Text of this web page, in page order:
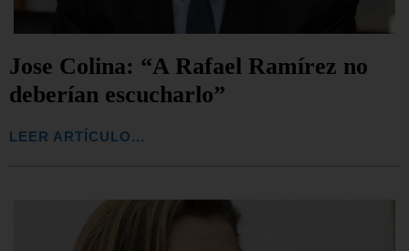
Jose Colina: “A Rafael Ramírez no
deberían escucharlo”
LEER ARTÍCULO...